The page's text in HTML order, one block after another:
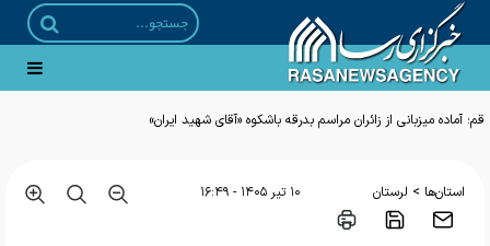
قم؛ آماده میزبانی از زائران مراسم بدرقه باشکوه «آقای شهید ایران»
استان‌ها > لرستان ۱۰ تير ۱۴۰۵ - ۱۶:۴۹